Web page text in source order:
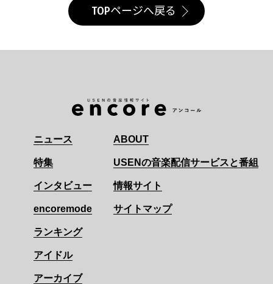
TOPページへ戻る
ニュース
特集
インタビュー
encoremode
ランキング
アイドル
アーカイブ
ABOUT
USENの音楽配信サービスと番組
情報サイト
サイトマップ